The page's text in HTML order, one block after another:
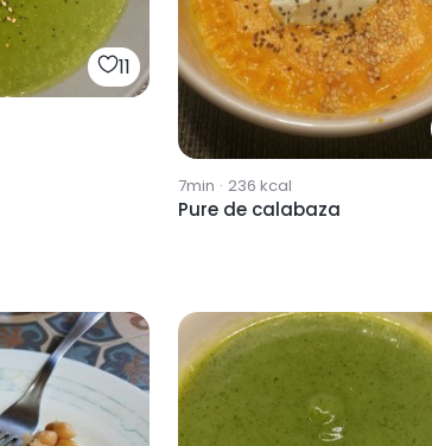
11
7min · 236 kcal
Pure de calabaza